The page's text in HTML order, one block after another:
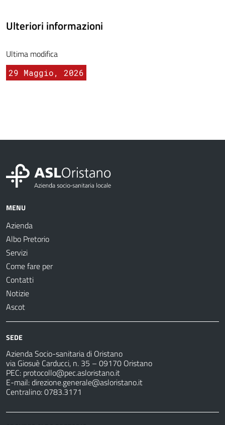
Ulteriori informazioni
Ultima modifica
29 Maggio, 2026
MENU
Azienda
Albo Pretorio
Servizi
Come fare per
Contatti
Notizie
Ascot
SEDE
Azienda Socio-sanitaria di Oristano
via Giosuè Carducci, n. 35 – 09170 Oristano
PEC: protocollo@pec.asloristano.it
E-mail:direzione.generale@asloristano.it
Centralino: 0783.3171